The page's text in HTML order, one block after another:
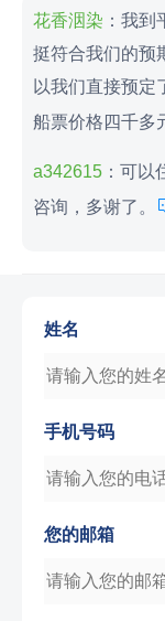
留言内容
验 证 码